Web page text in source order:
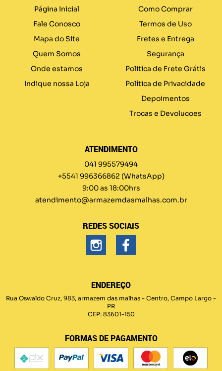
Página Inicial
Fale Conosco
Mapa do Site
Quem Somos
Onde estamos
Indique nossa Loja
Como Comprar
Termos de Uso
Fretes e Entrega
Segurança
Politica de Frete Grátis
Política de Privacidade
Depoimentos
Trocas e Devolucoes
ATENDIMENTO
041 995579494
+5541 996366862 (WhatsApp)
9:00 as 18:00hrs
atendimento@armazemdasmalhas.com.br
REDES SOCIAIS
ENDEREÇO
Rua Oswaldo Cruz, 983, armazem das malhas - Centro, Campo Largo -
PR
CEP: 83601-150
FORMAS DE PAGAMENTO